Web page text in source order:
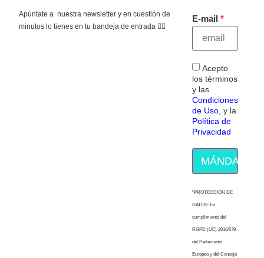
Apúntate a nuestra newsletter y en cuestión de
minutos lo tienes en tu bandeja de entrada 👇🏻
E-mail
Acepto
los términos
y las
Condiciones
de Uso, y la
Política de
Privacidad
MÁNDAME
“PROTECCION DE
DATOS: En
cumplimiento del
RGPD (UE) 2016/679
del Parlamento
Europeo y del Consejo